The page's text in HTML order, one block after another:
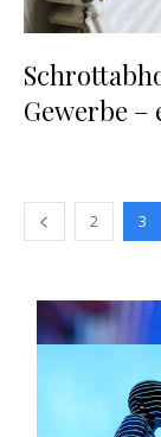
Gewerbe –
2 3